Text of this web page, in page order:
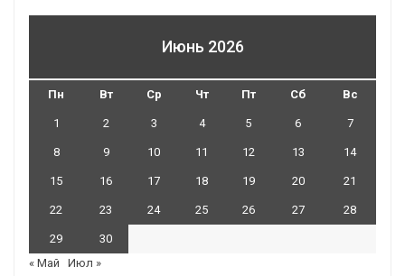
Июнь 2026
Пн Вт Ср Чт Пт Сб Вс
1 2 3 4 5 6 7
8 9 10 11 12 13 14
15 16 17 18 19 20 21
22 23 24 25 26 27 28
29
30
« Май
Июл »